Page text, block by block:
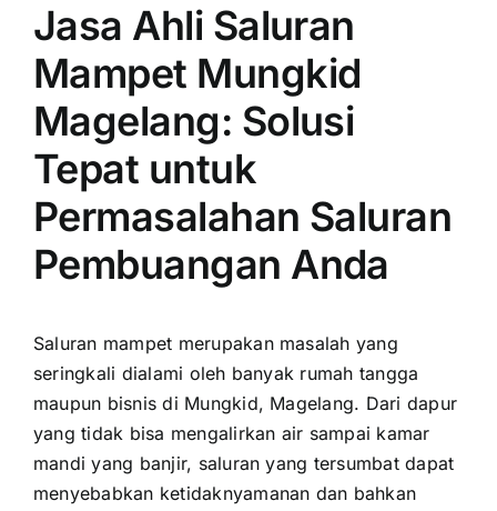
Jasa Ahli Saluran
Mampet Mungkid
Magelang: Solusi
Tepat untuk
Permasalahan Saluran
Pembuangan Anda
Saluran mampet merupakan masalah yang
seringkali dialami oleh banyak rumah tangga
maupun bisnis di Mungkid, Magelang. Dari dapur
yang tidak bisa mengalirkan air sampai kamar
mandi yang banjir, saluran yang tersumbat dapat
menyebabkan ketidaknyamanan dan bahkan